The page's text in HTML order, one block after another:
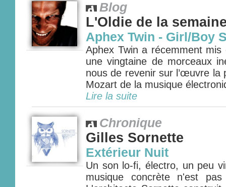
Blog
L'Oldie de la
Aphex Twin - Girl/Boy
Aphex Twin a récemment
une vingtaine de morceaux
nous de revenir sur l’œuvre la
Mozart de la musique
Lire la suite
Chronique
Gilles Sornette
Extérieur Nuit
Un son lo-fi, électro, un peu
musique concrète n'est